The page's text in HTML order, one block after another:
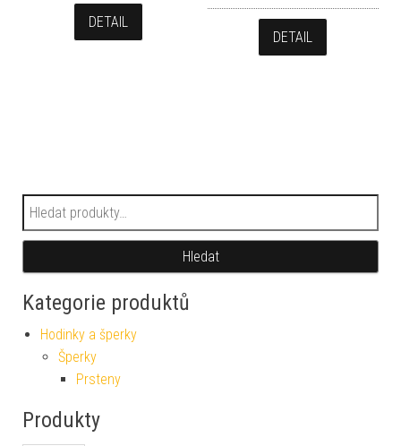
DETAIL
DETAIL
Hledat:
Hledat
Kategorie produktů
Hodinky a šperky
Šperky
Prsteny
Produkty